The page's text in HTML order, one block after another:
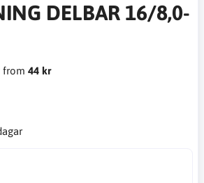
DELBAR 16/8,0-
from 44 kr